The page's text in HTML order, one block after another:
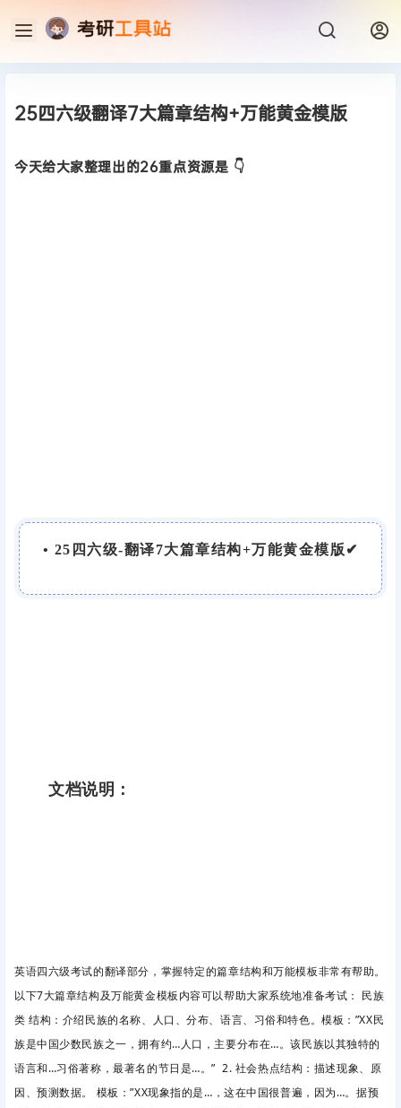
25四六级翻译7大篇章结构+万能黄金模版
今天给大家整理出的26重点资源是 👇
• 25四六级-翻译7大篇章结构+万能黄金模版✔
文档说明：
英语四六级考试的翻译部分，掌握特定的篇章结构和万能模板非常有帮助。
以下7大篇章结构及万能黄金模板内容可以帮助大家系统地准备考试： 民族
类 结构：介绍民族的名称、人口、分布、语言、习俗和特色。模板：”XX民
族是中国少数民族之一，拥有约…人口，主要分布在…。该民族以其独特的
语言和…习俗著称，最著名的节日是…。” 2. 社会热点结构：描述现象、原
因、预测数据。 模板：”XX现象指的是…，这在中国很普遍，因为…。据预